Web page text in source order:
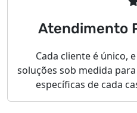
Atendimento
Cada cliente é único,
soluções sob medida
específicas de cada